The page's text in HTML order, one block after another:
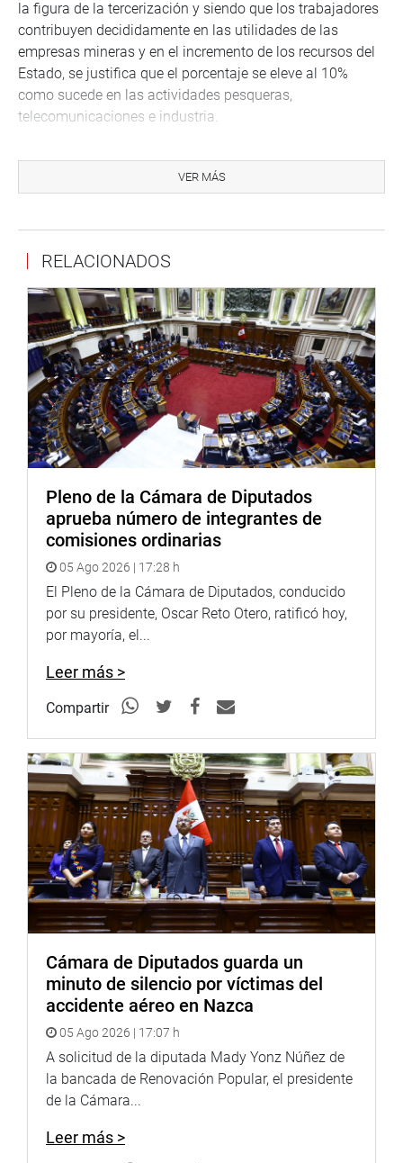
la figura de la tercerización y siendo que los trabajadores
contribuyen decididamente en las utilidades de las
empresas mineras y en el incremento de los recursos del
Estado, se justifica que el porcentaje se eleve al 10%
como sucede en las actividades pesqueras,
telecomunicaciones e industria.
les corresponden a los trabajadores sea calculado en
función de los días trabajados mientras que el 25%
Complementariamente se plantea que, sobre el tope de
destinado a un nuevo Fondo de Capacitación y Bienestar
de los Trabajadores.
Antes, se presentó el director ejecutivo del Organismo
Técnico de la Administración de los Servicios de
Saneamiento, Héctor Barreda Domínguez, quien informó
que existen 180 trabajadores en la entidad y que están
agrupados en dos sindicatos.
VER MÁS
RELACIONADOS
Pleno de la Cámara de Diputados
aprueba número de integrantes de
comisiones ordinarias
05 Ago 2026 | 17:28 h
El Pleno de la Cámara de Diputados, conducido
por su presidente, Oscar Reto Otero, ratificó hoy,
por mayoría, el...
Leer más >
Compartir
Cámara de Diputados guarda un
minuto de silencio por víctimas del
accidente aéreo en Nazca
05 Ago 2026 | 17:07 h
A solicitud de la diputada Mady Yonz Núñez de
la bancada de Renovación Popular, el presidente
de la Cámara...
Leer más >